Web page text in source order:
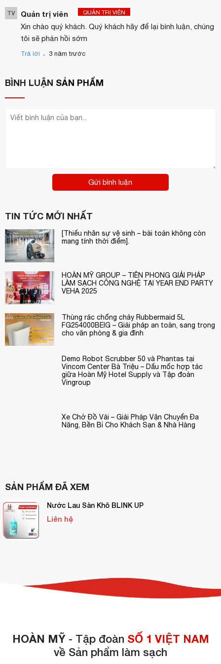
TV Quản trị viên QUẢN TRỊ VIÊN
Xin chào quý khách. Quý khách hãy để lại bình luận, chúng
tôi sẽ phản hồi sớm
Trả lời . 3 năm trước
BÌNH LUẬN SẢN PHẨM
Gửi bình luận
TIN TỨC MỚI NHẤT
[Thiếu nhân sự vệ sinh – bài toán không còn
mang tính thời điểm].
HOÀN MỸ GROUP – TIÊN PHONG GIẢI PHÁP
LÀM SẠCH CÔNG NGHỆ TẠI YEAR END PARTY
VEHA 2025
Thùng rác chống cháy Rubbermaid 5L
FG254000BEIG – Giải pháp an toàn, sang trọng
cho văn phòng & gia đình
Demo Robot Scrubber 50 và Phantas tại
Vincom Center Bà Triệu – Dấu mốc hợp tác
giữa Hoàn Mỹ Hotel Supply và Tập đoàn
Vingroup
Xe Chở Đồ Vải – Giải Pháp Vận Chuyển Đa
Năng, Bền Bỉ Cho Khách Sạn & Nhà Hàng
SẢN PHẨM ĐÃ XEM
Nước Lau Sàn Khô BLINK UP
Liên hệ
HOÀN MỸ- Tập đoàn SỐ 1 VIỆT NAM
về Sản phẩm làm sạch